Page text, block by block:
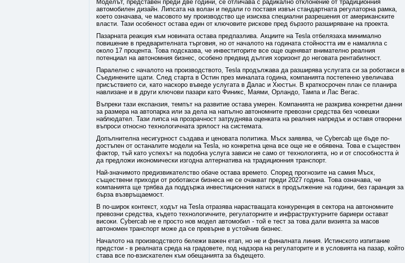
Моделът, представен преди две години, се отличава с радикално отклонение от традиционния
автомобилен дизайн. Липсата на волан и педали го поставя извън стандартната регулаторна рамка,
което означава, че масовото му производство ще изисква специални разрешения от американските
власти. Тази особеност остава един от ключовите рискове пред бързото разширяване на проекта.
Пазарната реакция към новината остава предпазлива. Акциите на Tesla отбелязаха минимално
повишение в предварителната търговия, но от началото на годината стойността им е намаляла с
около 17 процента. Това подсказва, че инвеститорите все още оценяват внимателно реалния
потенциал на автономния бизнес, особено предвид дългия хоризонт до неговата рентабилност.
Паралелно с началото на производството, Tesla продължава да разширява услугата си за роботакси в
Съединените щати. След старта в Остин през миналата година, компанията постепенно увеличава
присъствието си, като наскоро въведе услугата в Далас и Хюстън. В краткосрочен план се планира
навлизане и в други ключови пазари като Финикс, Маями, Орландо, Тампа и Лас Вегас.
Въпреки тази експанзия, темпът на развитие остава умерен. Компанията не разкрива конкретни данни
за размера на автопарка или за дела на напълно автономните превозни средства без човешки
наблюдател. Тази липса на прозрачност затруднява оценката на реалния напредък и оставя отворени
въпроси относно технологичната зрялост на системата.
Допълнителна несигурност създава и ценовата политика. Мъск заявява, че Cybercab ще бъде по-
достъпен от останалите модели на Tesla, но конкретна цена все още не е обявена. Това е съществен
фактор, тъй като успехът на подобна услуга зависи не само от технологията, но и от способността ѝ
да предложи икономически изгодна алтернатива на традиционния транспорт.
Най-значимото предизвикателство обаче остава времето. Според прогнозите на самия Мъск,
съществени приходи от роботакси бизнеса не се очакват преди 2027 година. Това означава, че
компанията ще трябва да поддържа инвестиционния натиск в продължение на години, без гаранция за
бърза възвръщаемост.
В по-широк контекст, ходът на Tesla отразява нарастващата конкуренция в сектора на автономните
превозни средства, където технологичните, регулаторните и инфраструктурните бариери остават
високи. Cybercab не е просто нов модел автомобил - той е тест за това дали визията за масов
автономен транспорт може да се превърне в устойчив бизнес.
Началото на производството бележи важен етап, но не и финалната линия. Истинското изпитание
предстои - в реалната среда на градовете, под надзора на регулаторите и в условията на пазар, който
става все по-взискателен към обещанията за бъдещето.